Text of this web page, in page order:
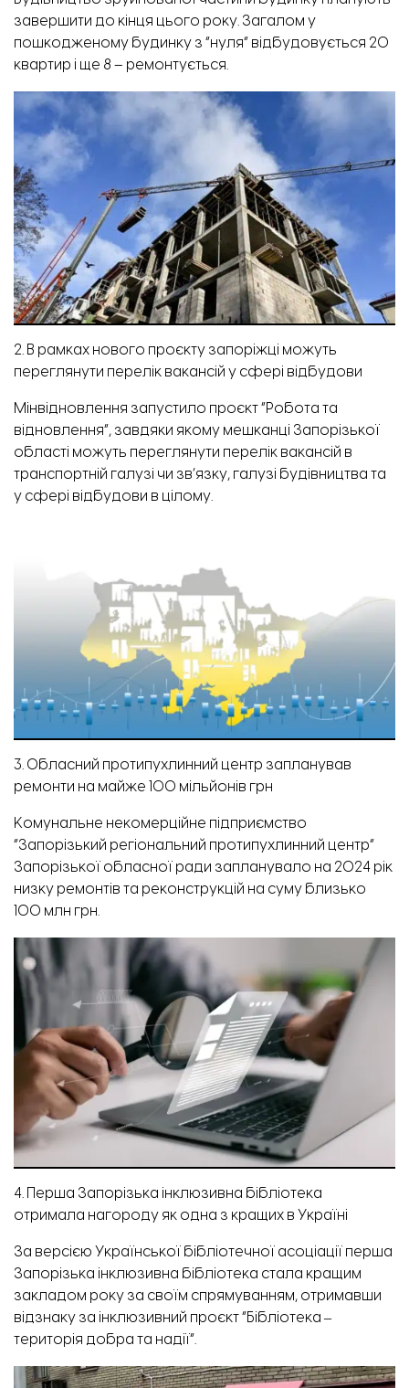
завершити до кінця цього року. Загалом у
пошкодженому будинку з “нуля” відбудовується 20
квартир і ще 8 – ремонтується.
2. В рамках нового проєкту запоріжці можуть
переглянути перелік вакансій у сфері відбудови
Мінвідновлення запустило проєкт “Робота та
відновлення”, завдяки якому мешканці Запорізької
області можуть переглянути перелік вакансій в
транспортній галузі чи зв’язку, галузі будівництва та
у сфері відбудови в цілому.
3. Обласний протипухлинний центр запланував
ремонти на майже 100 мільйонів грн
Комунальне некомерційне підприємство
“Запорізький регіональний протипухлинний центр”
Запорізької обласної ради запланувало на 2024 рік
низку ремонтів та реконструкцій на суму близько
100 млн грн.
4. Перша Запорізька інклюзивна бібліотека
отримала нагороду як одна з кращих в Україні
За версією Української бібліотечної асоціації перша
Запорізька інклюзивна бібліотека стала кращим
закладом року за своїм спрямуванням, отримавши
відзнаку за інклюзивний проєкт “Бібліотека ‒
територія добра та надії”.